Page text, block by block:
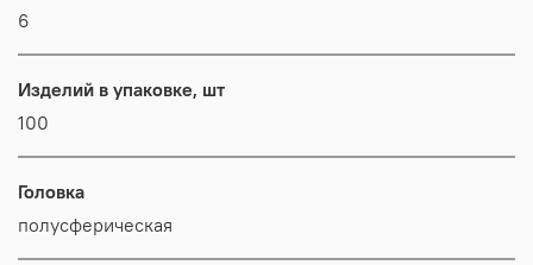
6
Изделий в упаковке, шт
100
Головка
полусферическая